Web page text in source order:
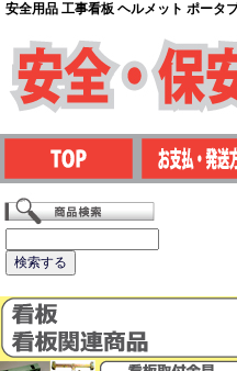
安全用品 工事看板 ヘルメット ポータ